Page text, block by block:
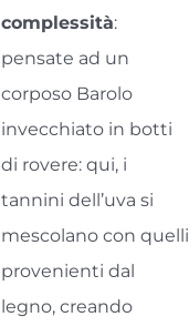
complessità:
pensate ad un
corposo Barolo
invecchiato in botti
di rovere: qui, i
tannini dell’uva si
mescolano con quelli
provenienti dal
legno, creando